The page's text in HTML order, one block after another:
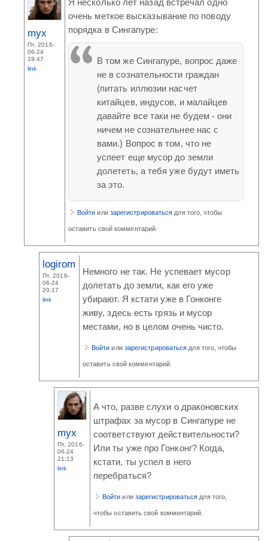
myx
Пт, 2016-
06-24
19:47
link
Я несколько лет назад встречал одно
очень меткое высказывание по поводу
порядка в Сингапуре:
В том же Сингапуре, вопрос даже
не в сознательности граждан
(питать иллюзии насчет
китайцев, индусов, и малайцев
давайте все таки не будем - они
ничем не сознательнее нас с
вами.) Вопрос в том, что не
успеет еще мусор до земли
долететь, а тебя уже будут иметь
за это.
Войти или зарегистрироваться для того, чтобы
оставить свой комментарий.
logirom
Пт, 2016-
06-24
20:17
link
Немного не так. Не успевает мусор
долетать до земли, как его уже
убирают. Я кстати уже в Гонконге
живу, здесь есть грязь и мусор
местами, но в целом очень чисто.
Войти или зарегистрироваться для того, чтобы
оставить свой комментарий.
myx
Пт, 2016-
06-24
21:13
link
А что, разве слухи о драконовских
штрафах за мусор в Сингапуре не
соответствуют действительности?
Или ты уже про Гонконг? Когда,
кстати, ты успел в него
перебраться?
Войти или зарегистрироваться для того,
чтобы оставить свой комментарий.